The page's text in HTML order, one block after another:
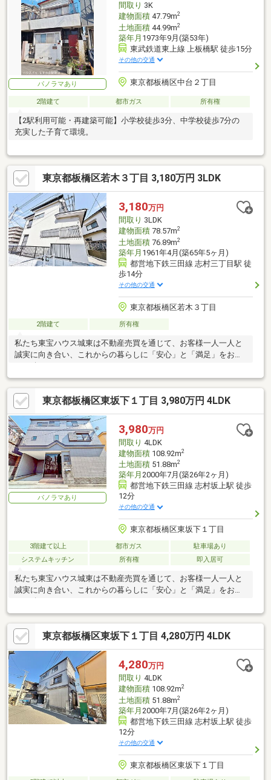
パノラマあり
間取り 3K
建物面積47.79m2
土地面積44.99m2
築年月 1973年9月(築53年)
東武鉄道東上線 上板橋駅 徒歩15分
その他の交通
東京都板橋区中台２丁目
2階建て 都市ガス 所有権
【2駅利用可能・再建築可能】小学校徒歩3分、中学校徒歩7分の
充実した子育て環境。
東京都板橋区若木３丁目 3,180万円 3LDK
3,180万円
間取り 3LDK
建物面積78.57m2
土地面積76.89m2
築年月 1961年4月(築65年5ヶ月)
都営地下鉄三田線 志村三丁目駅 徒
歩14分
その他の交通
東京都板橋区若木３丁目
2階建て 所有権
私たち東宝ハウス城東は不動産売買を通じて、お客様一人一人と
誠実に向き合い、これからの暮らしに「安心」と「満足」をお届
東京都板橋区東坂下１丁目 3,980万円 4LDK
パノラマあり
3,980万円
間取り 4LDK
建物面積108.92m2
土地面積51.88m2
築年月 2000年7月(築26年2ヶ月)
都営地下鉄三田線 志村坂上駅 徒歩
12分
その他の交通
東京都板橋区東坂下１丁目
3階建て以上 都市ガス
駐車場あり
システムキッチン
所有権 即入居可
私たち東宝ハウス城東は不動産売買を通じて、お客様一人一人と
誠実に向き合い、これからの暮らしに「安心」と「満足」をお届
東京都板橋区東坂下１丁目 4,280万円 4LDK
4,280万円
間取り 4LDK
建物面積108.92m2
土地面積51.88m2
築年月 2000年7月(築26年2ヶ月)
都営地下鉄三田線 志村坂上駅 徒歩
12分
その他の交通
東京都板橋区東坂下１丁目